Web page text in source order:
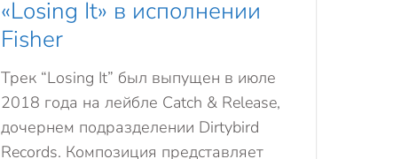
«Losing It» в исполнении
Fisher
Трек “Losing It” был выпущен в июле
2018 года на лейбле Catch & Release,
дочернем подразделении Dirtybird
Records. Композиция представляет